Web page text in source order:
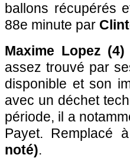
ballons récupérés
88e minute par
Maxime Lopez (4)
assez trouvé par
disponible et son
avec un déchet
période, il a
Payet. Remplacé
noté).